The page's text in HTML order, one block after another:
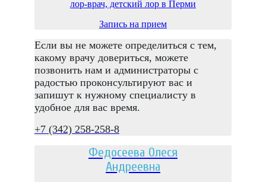
Запись на прием
Если вы не можете определиться с тем,
какому врачу довериться, можете
позвонить нам и администраторы с
радостью проконсультируют вас и
запишут к нужному специалисту в
удобное для вас время.
+7 (342) 258-258-8
Федосеева Олеся
Андреевна